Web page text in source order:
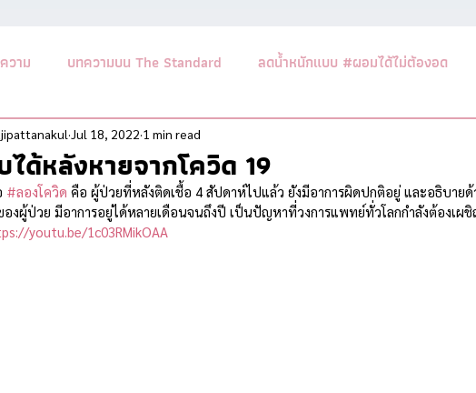
วาม บทความบน The Standard ลดน้ำหนักแบบ #ผอมได้ไม่ต้องอด
นานาสาระอาหารคลีน
ด้หลังหายจากโควิด 19
Jul 18, 2022 1 min read
#ลองโควิด คือ ผู้ป่วยที่หลังติดเชื้อ 4 สัปดาห์ไปแล้ว ยังมีอาการผิดปกติอยู่ และอธิบายด้
งผู้ป่วย มีอาการอยู่ได้หลายเดือนจนถึงปี เป็นปัญหาที่วงการแพทย์ทั่วโลกกำลังต้องเผ
youtu.be/1c03RMikOAA